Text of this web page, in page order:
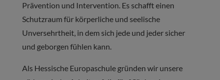
Prävention und Intervention. Es schafft einen
Schutzraum für körperliche und seelische
Unversehrtheit, in dem sich jede und jeder sicher
und geborgen fühlen kann.
Als Hessische Europaschule gründen wir unsere